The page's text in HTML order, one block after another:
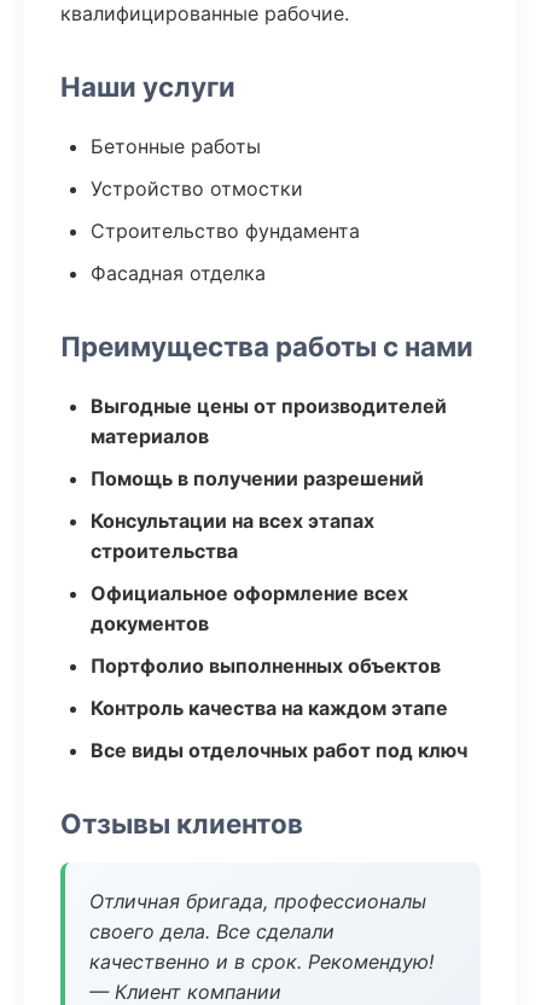
квалифицированные рабочие.
Наши услуги
Бетонные работы
Устройство отмостки
Строительство фундамента
Фасадная отделка
Преимущества работы с нами
Выгодные цены от производителей
материалов
Помощь в получении разрешений
Консультации на всех этапах
строительства
Официальное оформление всех
документов
Портфолио выполненных объектов
Контроль качества на каждом этапе
Все виды отделочных работ под ключ
Отзывы клиентов
Отличная бригада, профессионалы
своего дела. Все сделали
качественно и в срок. Рекомендую!
— Клиент компании